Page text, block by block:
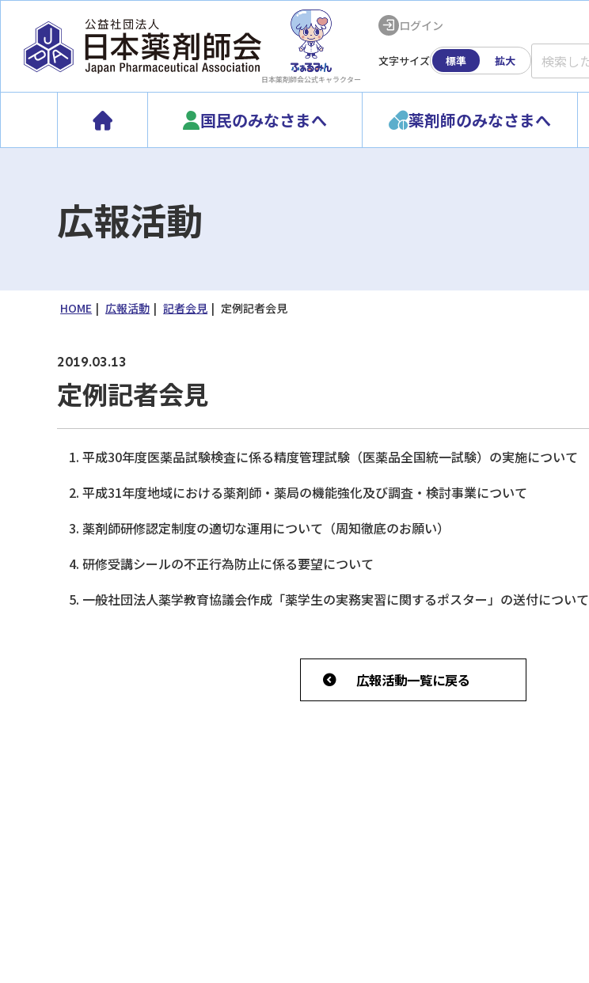
日本薬剤師会公式キャラクター
ログイン
文字サイズ 標準 拡大
国民のみなさまへ 薬剤師のみなさまへ
広報活動
HOME 広報活動 記者会見 定例記者会見
2019.03.13
定例記者会見
平成30年度医薬品試験検査に係る精度管理試験（医薬品全国統一試験）の実施について
平成31年度地域における薬剤師・薬局の機能強化及び調査・検討事業について
薬剤師研修認定制度の適切な運用について（周知徹底のお願い）
研修受講シールの不正行為防止に係る要望について
一般社団法人薬学教育協議会作成「薬学生の実務実習に関するポスター」の送付について
広報活動一覧に戻る